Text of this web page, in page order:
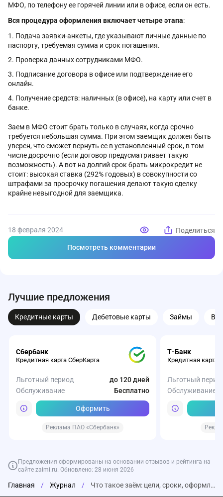
МФО, по телефону ее горячей линии или в офисе, если он есть.
Вся процедура оформления включает четыре этапа:
Подача заявки-анкеты, где указывают личные данные по
паспорту, требуемая сумма и срок погашения.
Проверка данных сотрудниками МФО.
Подписание договора в офисе или подтверждение его
онлайн.
Получение средств: наличных (в офисе), на карту или счет в
банке.
Заем в МФО стоит брать только в случаях, когда срочно
требуется небольшая сумма. При этом заемщик должен быть
уверен, что сможет вернуть ее в установленный срок, в том
числе досрочно (если договор предусматривает такую
возможность). А вот на долгий срок брать микрокредит не
стоит: высокая ставка (292% годовых) в совокупности со
штрафами за просрочку погашения делают такую сделку
крайне невыгодной для заемщика.
18 февраля 2024 Поделиться
Посмотреть комментарии
Лучшие предложения
Кредитные карты Дебетовые карты Займы
Сбербанк
Кредитная карта СберКарта
Льготный период
до 120 дней
Обслуживание
Бесплатно
Оформить
Реклама ПАО «Сбербанк»
Т-Банк
Кредитная карта
Льготный
Обслуживание
Предложения сформированы на основании отзывов и рейтинга на
сайте zaimi.ru. Обновлено: 28 июня 2026
Т-Банк Т-Банк
Турбозайм
Веббанкир
Газпромбанк
Накопительный счет от
Т-Банк
Совкомбанк Т-Банк
ВТБ ОЗОН Банк
Главная / Журнал / Что такое заём: цели, сроки, оформление займа